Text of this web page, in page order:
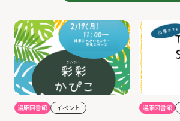
湯原図書館 イベント 湯原図書館